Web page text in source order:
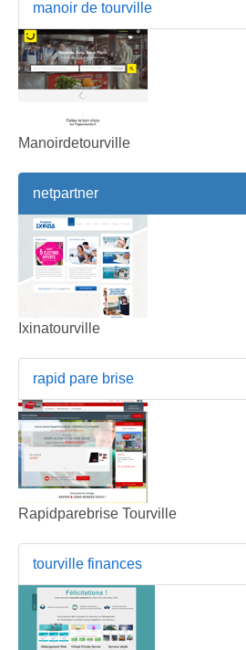
manoir de tourville
Manoirdetourville
netpartner
Ixinatourville
rapid pare brise
Rapidparebrise Tourville
tourville finances